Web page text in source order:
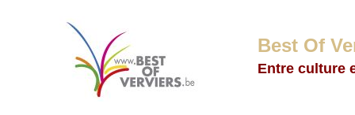
Best Of
Entre culture